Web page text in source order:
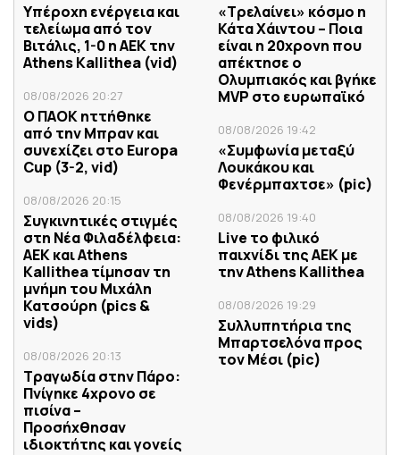
Υπέροχη ενέργεια και
τελείωμα από τον
Βιτάλις, 1-0 η ΑΕΚ την
Athens Kallithea (vid)
08/08/2026 20:27
Ο ΠΑΟΚ ηττήθηκε
από την Μπραν και
συνεχίζει στο Europa
Cup (3-2, vid)
08/08/2026 20:15
Συγκινητικές στιγμές
στη Νέα Φιλαδέλφεια:
ΑΕΚ και Athens
Kallithea τίμησαν τη
μνήμη του Μιχάλη
Κατσούρη (pics &
vids)
08/08/2026 20:13
Τραγωδία στην Πάρο:
Πνίγηκε 4χρονο σε
πισίνα –
Προσήχθησαν
ιδιοκτήτης και γονείς
«Τρελαίνει» κόσμο η
Κάτα Χάιντου – Ποια
είναι η 20χρονη που
απέκτησε ο
Ολυμπιακός και βγήκε
MVP στο ευρωπαϊκό
08/08/2026 19:42
«Συμφωνία μεταξύ
Λουκάκου και
Φενέρμπαχτσε» (pic)
08/08/2026 19:40
Live το φιλικό
παιχνίδι της ΑΕΚ με
την Athens Kallithea
08/08/2026 19:29
Συλλυπητήρια της
Μπαρτσελόνα προς
τον Μέσι (pic)